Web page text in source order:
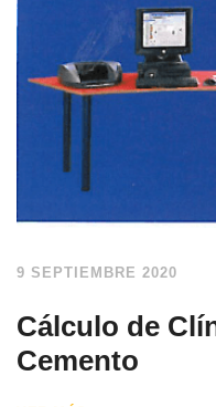
9 SEPTIEMBRE 2020
Cálculo de
Cemento